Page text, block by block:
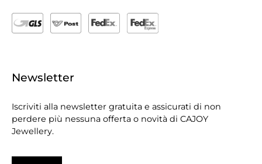
Newsletter
Iscriviti alla newsletter gratuita e assicurati di non
perdere più nessuna offerta o novità di CAJOY
Jewellery.